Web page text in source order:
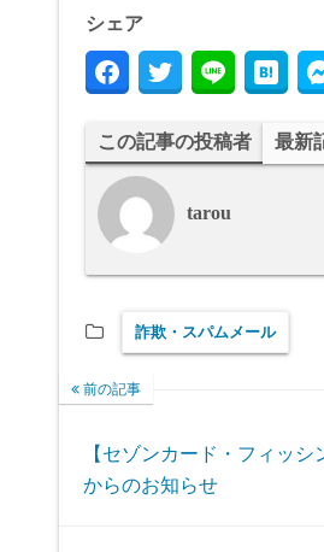
シェア
この記事の投稿者 最新
tarou
詐欺・スパムメール
前の記事
【セゾンカード・フィッ
からのお知らせ